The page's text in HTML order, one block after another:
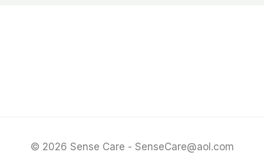
© 2026 Sense Care - SenseCare@aol.com